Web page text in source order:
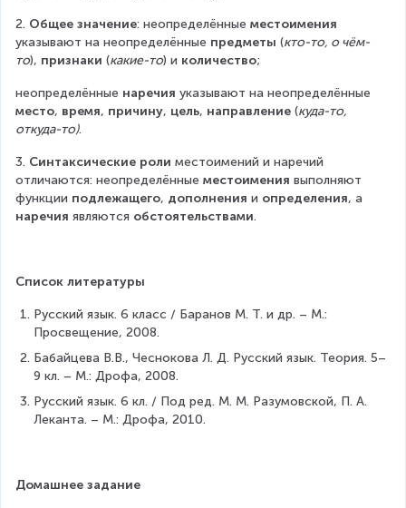
2. Общее значение: неопределённые местоимения
указывают на неопределённые предметы (кто-то, о чём-
то), признаки (какие-то) и количество;
неопределённые наречия указывают на неопределённые
место, время, причину, цель, направление (куда-то,
откуда-то).
3. Синтаксические роли местоимений и наречий
отличаются: неопределённые местоимения выполняют
функции подлежащего, дополнения и определения, а
наречия являются обстоятельствами.
Список литературы
Русский язык. 6 класс / Баранов М. Т. и др. – М.:
Просвещение, 2008.
Бабайцева В.В., Чеснокова Л. Д. Русский язык. Теория. 5–
9 кл. – М.: Дрофа, 2008.
Русский язык. 6 кл. / Под ред. М. М. Разумовской, П. А.
Леканта. – М.: Дрофа, 2010.
Домашнее задание